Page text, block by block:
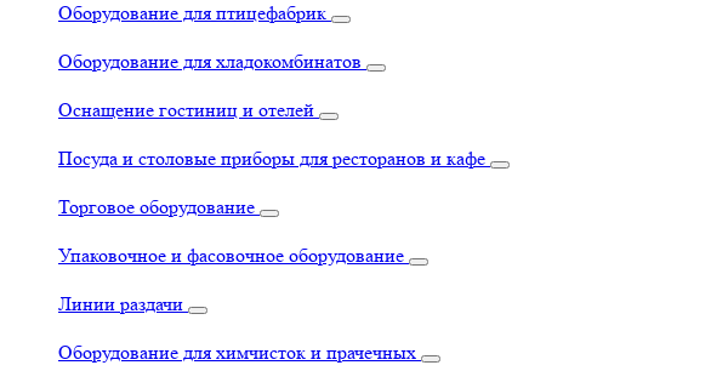
Оборудование для птицефабрик
Оборудование для хладокомбинатов
Оснащение гостиниц и отелей
Посуда и столовые приборы для ресторанов и кафе
Торговое оборудование
Упаковочное и фасовочное оборудование
Линии раздачи
Оборудование для химчисток и прачечных